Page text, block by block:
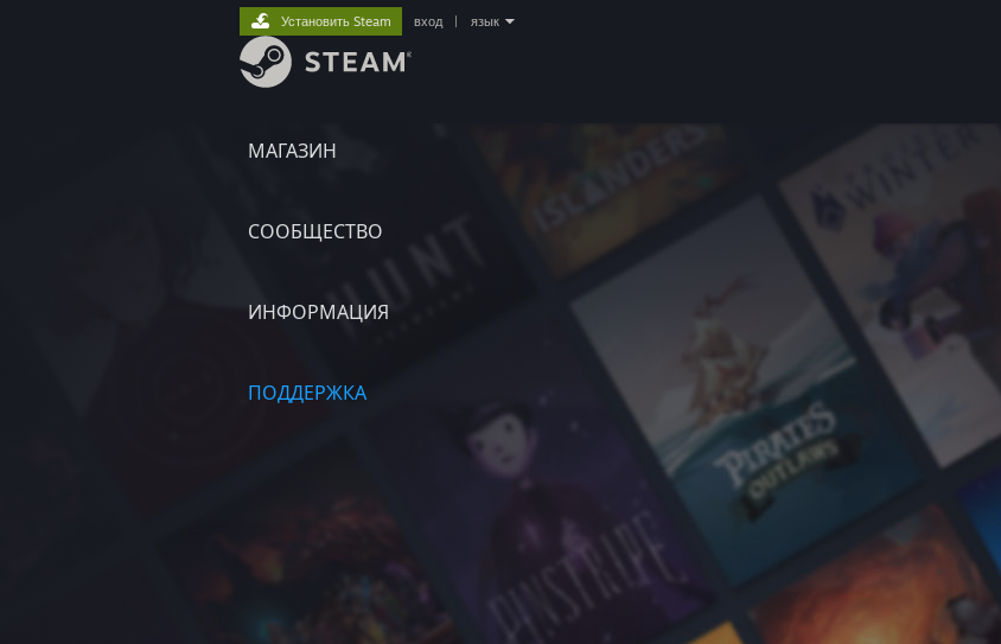
МАГАЗИН
СООБЩЕСТВО
ИНФОРМАЦИЯ
ПОДДЕРЖКА
Установить Steam вход язык